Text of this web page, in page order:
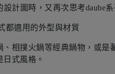
計圖時，又再次思考daube系
都適用的外型與材質
、相撲火鍋等經典鍋物，或是
式風格。